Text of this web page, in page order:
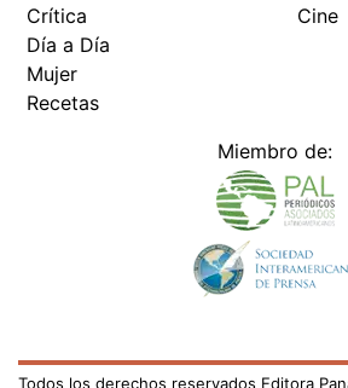
Crítica
Día a Día
Mujer
Recetas
Cine
Miembro de:
Todos los derechos reservados Editora